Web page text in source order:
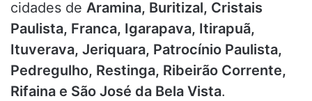
cidades de Aramina, Buritizal, Cristais
Paulista, Franca, Igarapava, Itirapuã,
Ituverava, Jeriquara, Patrocínio Paulista,
Pedregulho, Restinga, Ribeirão Corrente,
Rifaina e São José da Bela Vista.